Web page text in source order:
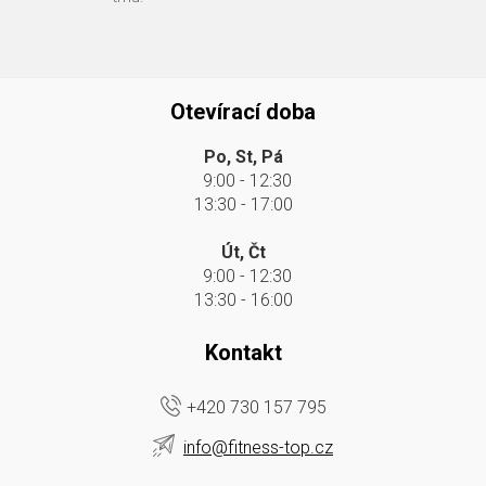
Otevírací doba
Po, St, Pá
9:00 - 12:30
13:30 - 17:00
Út, Čt
9:00 - 12:30
13:30 - 16:00
Kontakt
+420 730 157 795
info@fitness-top.cz